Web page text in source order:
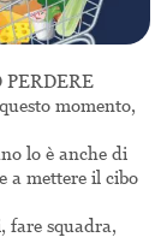
PERDERE
momento,
lo è anche di
a mettere il cibo
fare squadra,